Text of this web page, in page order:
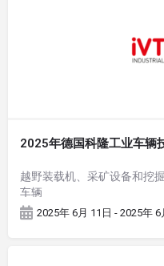
2025年德国科隆工业车辆
越野装载机、采矿设备和挖
车辆
2025年 6月 11日 - 2025年 6